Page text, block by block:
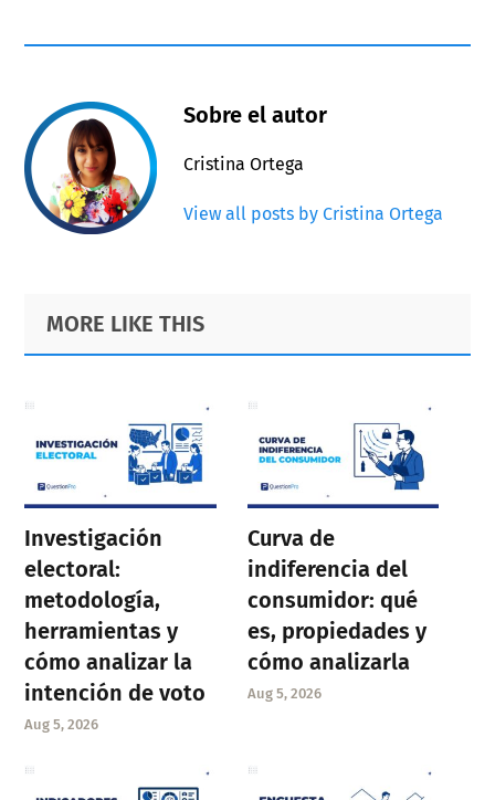
Sobre el autor
Cristina Ortega
View all posts by Cristina Ortega
Primary
Sidebar
Footer
MORE LIKE THIS
Investigación
electoral:
metodología,
herramientas y
cómo analizar la
intención de voto
Aug 5, 2026
Curva de
indiferencia del
consumidor: qué
es, propiedades y
cómo analizarla
Aug 5, 2026